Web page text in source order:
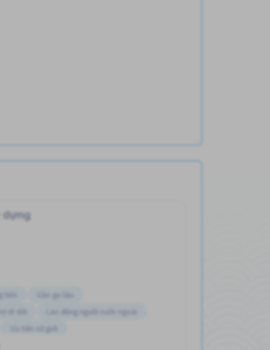
dựng
Gần ga tàu
Lao động người nước ngoài
Ưu tiên nữ giới